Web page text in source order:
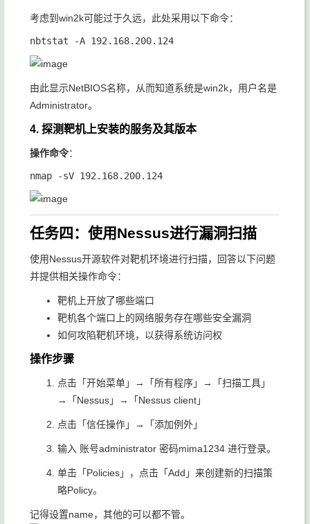
考虑到win2k可能过于久远，此处采用以下命令：
由此显示NetBIOS名称，从而知道系统是win2k，用户名是
Administrator。
4. 探测靶机上安装的服务及其版本
操作命令：
任务四：使用Nessus进行漏洞扫描
使用Nessus开源软件对靶机环境进行扫描，回答以下问题
并提供相关操作命令：
靶机上开放了哪些端口
靶机各个端口上的网络服务存在哪些安全漏洞
如何攻陷靶机环境，以获得系统访问权
操作步骤
点击「开始菜单」→「所有程序」→「扫描工具」
→「Nessus」→「Nessus client」
点击「信任操作」→「添加例外」
输入 账号administrator 密码mima1234 进行登录。
单击「Policies」，点击「Add」来创建新的扫描策
略Policy。
记得设置name，其他的可以都不管。